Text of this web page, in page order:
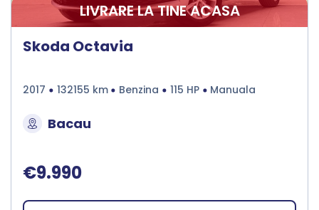
LIVRARE LA TINE ACASA
Skoda Octavia
2017 132155 km Benzina 115 HP Manuala
Bacau
€9.990